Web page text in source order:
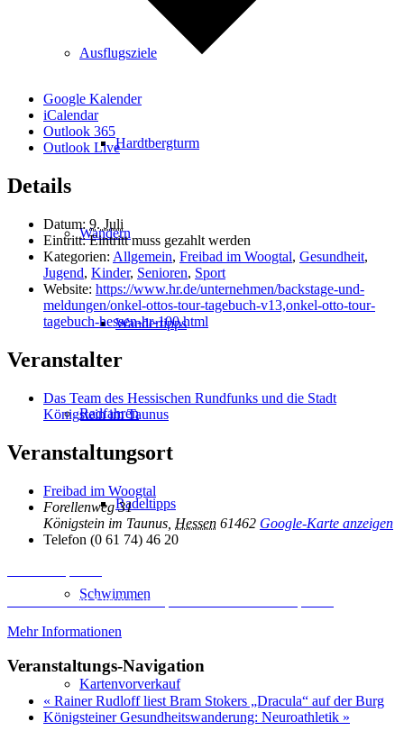
Ausflugsziele
Hardtbergturm
Wandern
Wandertipps
Radfahren
Radeltipps
Schwimmen
Kartenvorverkauf
Google Kalender
iCalendar
Outlook 365
Outlook Live
Details
Datum: 9. Juli
Eintritt: Eintritt muss gezahlt werden
Kategorien: Allgemein, Freibad im Woogtal, Gesundheit,
Jugend, Kinder, Senioren, Sport
Website: https://www.hr.de/unternehmen/backstage-und-
meldungen/onkel-ottos-tour-tagebuch-v13,onkel-otto-tour-
tagebuch-hessen-hr-100.html
Veranstalter
Das Team des Hessischen Rundfunks und die Stadt
Königstein im Taunus
Veranstaltungsort
Freibad im Woogtal
Forellenweg 31
Königstein im Taunus Hessen 61462 Google-Karte anzeigen
Telefon (0 61 74) 46 20
Erforderlichen Service akzeptieren und Inhalte entsperren
Mehr Informationen
Veranstaltungs-Navigation
« Rainer Rudloff liest Bram Stokers „Dracula“ auf der Burg
Königsteiner Gesundheitswanderung: Neuroathletik »